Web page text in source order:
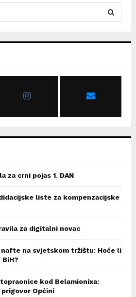
za crni pojas 1. DAN
liste za kompenzacijske
za digitalni novac
nafte na svjetskom tržištu: Hoće li
kod Belamionixa:
Općini